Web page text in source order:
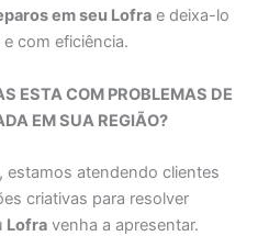
em seu Lofra e deixa-lo
com eficiência.
ESTA COM PROBLEMAS DE
EM SUA REGIÃO?
estamos atendendo clientes
criativas para resolver
Lofra venha a apresentar.